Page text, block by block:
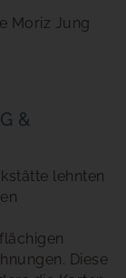
Moriz Jung
&
lehnten
Diese